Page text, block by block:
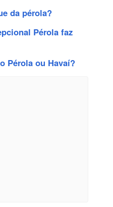
da pérola?
Pérola faz
Pérola ou Havaí?